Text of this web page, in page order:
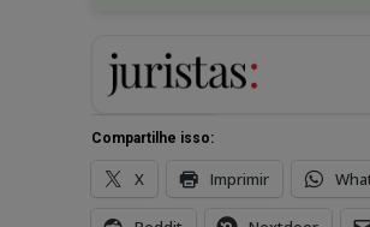
Compartilhe isso:
X Imprimir